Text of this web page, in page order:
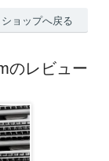
ショップへ戻る
のレビュー